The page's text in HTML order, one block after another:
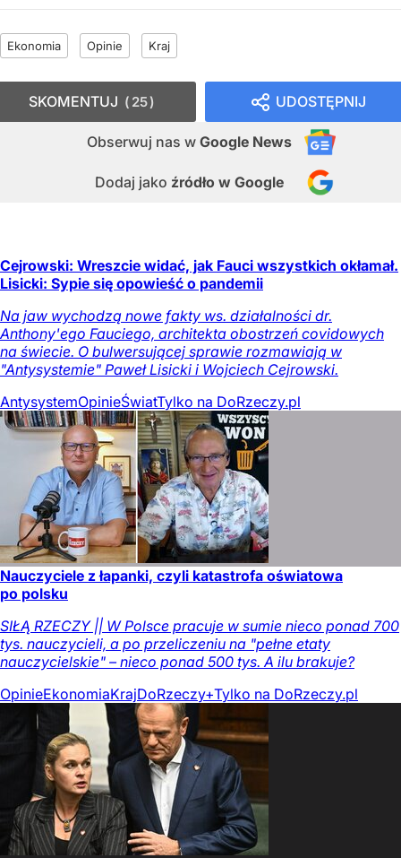
Ekonomia Opinie Kraj
UDOSTĘPNIJ
Obserwuj nas w Google News
Dodaj jako źródło w Google
SKOMENTUJ 25
Cejrowski: Wreszcie widać, jak Fauci wszystkich okłamał.
Lisicki: Sypie się opowieść o pandemii
Na jaw wychodzą nowe fakty ws. działalności dr.
Anthony'ego Fauciego, architekta obostrzeń covidowych
na świecie. O bulwersującej sprawie rozmawiają w
"Antysystemie" Paweł Lisicki i Wojciech Cejrowski.
AntysystemOpinieŚwiatTylko na DoRzeczy.pl
Nauczyciele z łapanki, czyli katastrofa oświatowa
po polsku
SIŁĄ RZECZY || W Polsce pracuje w sumie nieco ponad 700
tys. nauczycieli, a po przeliczeniu na "pełne etaty
nauczycielskie" – nieco ponad 500 tys. A ilu brakuje?
OpinieEkonomiaKrajDoRzeczy+Tylko na DoRzeczy.pl